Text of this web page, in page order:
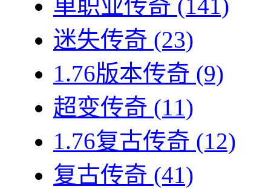
单职业传奇 (141)
迷失传奇 (23)
1.76版本传奇 (9)
超变传奇 (11)
1.76复古传奇 (12)
复古传奇 (41)